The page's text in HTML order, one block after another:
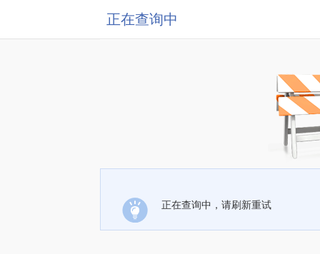
正在查询中
正在查询中，请刷新重试